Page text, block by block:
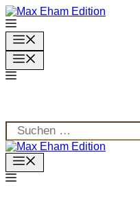
Zum
Inhalt
springen
Suchen
nach: